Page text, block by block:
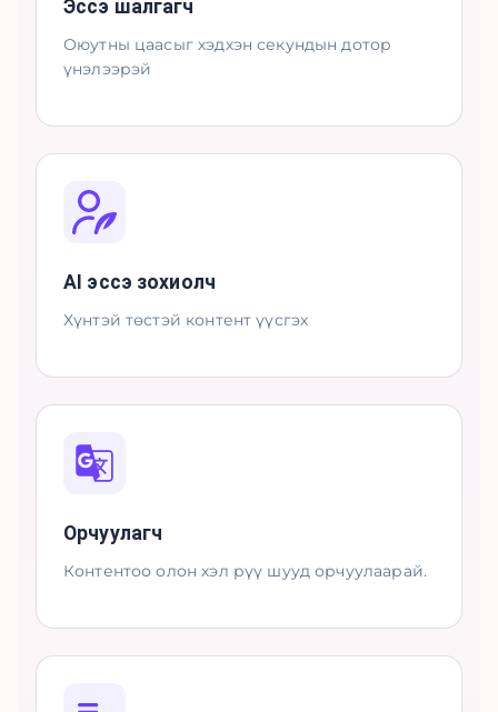
Эссэ шалгагч
Оюутны цаасыг хэдхэн секундын дотор
үнэлээрэй
AI эссэ зохиолч
Хүнтэй төстэй контент үүсгэх
Орчуулагч
Контентоо олон хэл рүү шууд орчуулаарай.